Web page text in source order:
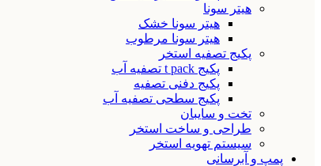
هیتر سونا
هیتر سونا خشک
هیتر سونا مرطوب
پکیج تصفیه استخر
پکیج t pack تصفیه آب
پکیج دفنی تصفیه
پکیج سطحی تصفیه آب
تخت و سایبان
طراحی و ساخت استخر
سیستم تهویه استخر
پمپ و آبرسانی